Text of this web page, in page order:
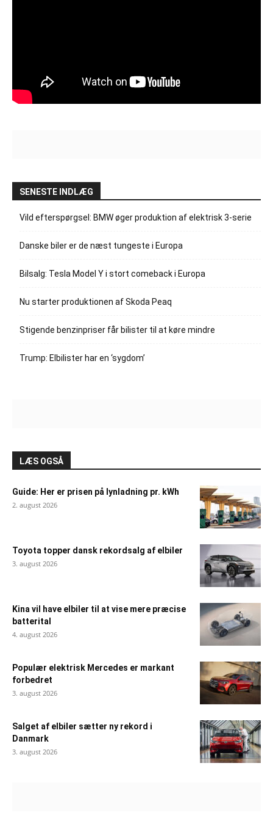
SENESTE INDLÆG
Vild efterspørgsel: BMW øger produktion af elektrisk 3-serie
Danske biler er de næst tungeste i Europa
Bilsalg: Tesla Model Y i stort comeback i Europa
Nu starter produktionen af Skoda Peaq
Stigende benzinpriser får bilister til at køre mindre
Trump: Elbilister har en ‘sygdom’
LÆS OGSÅ
Guide: Her er prisen på lynladning pr. kWh
2. august 2026
Toyota topper dansk rekordsalg af elbiler
3. august 2026
Kina vil have elbiler til at vise mere præcise
batterital
4. august 2026
Populær elektrisk Mercedes er markant
forbedret
3. august 2026
Salget af elbiler sætter ny rekord i
Danmark
3. august 2026